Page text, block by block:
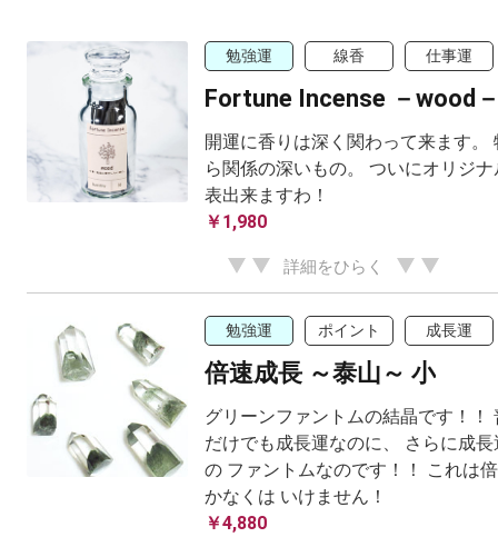
勉強運 線香 仕事運
Fortune Incense －wood
開運に香りは深く関わって来ます。
ら関係の深いもの。 ついにオリジ
表出来ますわ！
￥1,980
詳細をひらく
勉強運 ポイント 成長運
倍速成長 ～泰山～ 小
グリーンファントムの結晶です！！
だけでも成長運なのに、 さらに成
の ファントムなのです！！ これは
かなくは いけません！
￥4,880